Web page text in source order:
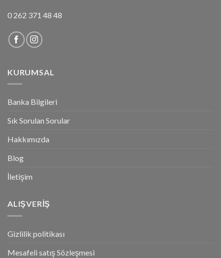
0 262 371 48 48
KURUMSAL
Banka Bilgileri
Sık Sorulan Sorular
Hakkımızda
Blog
İletişim
ALIŞVERİŞ
Gizlilik politikası
Mesafeli satış Sözleşmesi